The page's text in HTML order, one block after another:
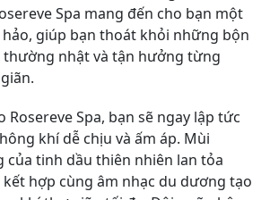
Spa mang đến cho bạn một
giúp bạn thoát khỏi những bộn
thường nhật và tận hưởng từng
Rosereve Spa, bạn sẽ ngay lập tức
khí dễ chịu và ấm áp. Mùi
của tinh dầu thiên nhiên lan tỏa
hợp cùng âm nhạc du dương tạo